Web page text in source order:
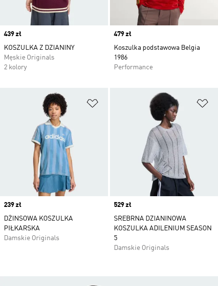
Price
439 zł
KOSZULKA Z DZIANINY
Męskie Originals
2 kolory
Price
479 zł
Koszulka podstawowa Belgia
1986
Performance
Dodaj do listy życzeń
Price
239 zł
DŻINSOWA KOSZULKA
PIŁKARSKA
Damskie Originals
Price
529 zł
SREBRNA DZIANINOWA
KOSZULKA ADILENIUM SEASON
5
Damskie Originals